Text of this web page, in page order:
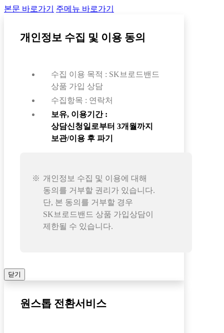
본문 바로가기 주메뉴 바로가기
개인정보 수집 및 이용 동의
수집 이용 목적 : SK브로드밴드
상품 가입 상담
수집항목 : 연락처
보유, 이용기간 :
상담신청일로부터 3개월까지
보관/이용 후 파기
개인정보 수집 및 이용에 대해
동의를 거부할 권리가 있습니다.
단, 본 동의를 거부할 경우
SK브로드밴드 상품 가입상담이
제한될 수 있습니다.
닫기
원스톱 전환서비스